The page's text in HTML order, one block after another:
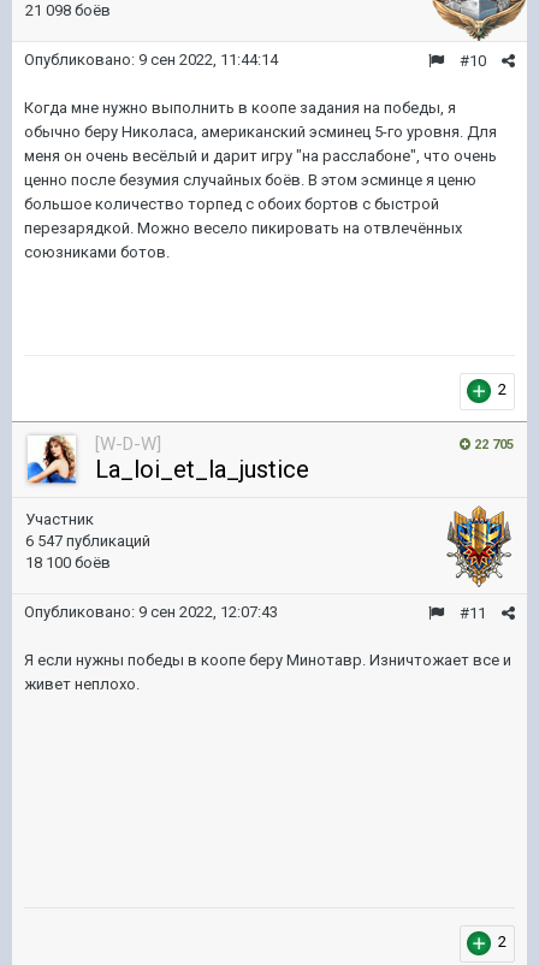
21 098 боёв
#10
Опубликовано: 9 сен 2022, 11:44:14
Когда мне нужно выполнить в коопе задания на победы, я
обычно беру Николаса, американский эсминец 5-го уровня. Для
меня он очень весёлый и дарит игру "на расслабоне", что очень
ценно после безумия случайных боёв. В этом эсминце я ценю
большое количество торпед с обоих бортов с быстрой
перезарядкой. Можно весело пикировать на отвлечённых
союзниками ботов.
2
22 705
[W-D-W]
La_loi_et_la_justice
Участник
6 547 публикаций
18 100 боёв
#11
Опубликовано: 9 сен 2022, 12:07:43
Я если нужны победы в коопе беру Минотавр. Изничтожает все и
живет неплохо.
2